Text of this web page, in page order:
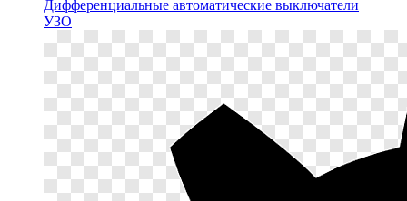
Дифференциальные автоматические выключатели
УЗО